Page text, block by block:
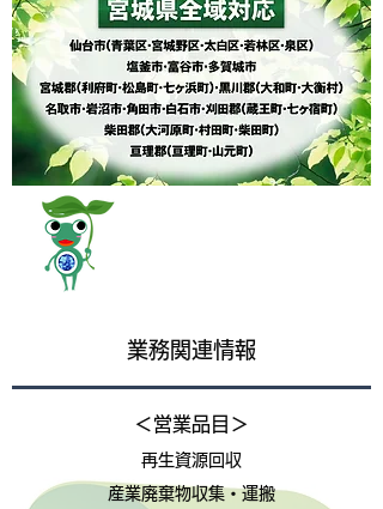
​業務関連情報
＜営業品目＞
再生資源回収
産業廃棄物収集・運搬